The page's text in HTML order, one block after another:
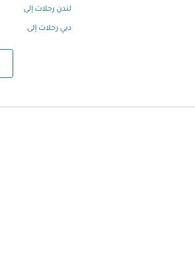
لندن رحلات إلى
دبي رحلات إلى